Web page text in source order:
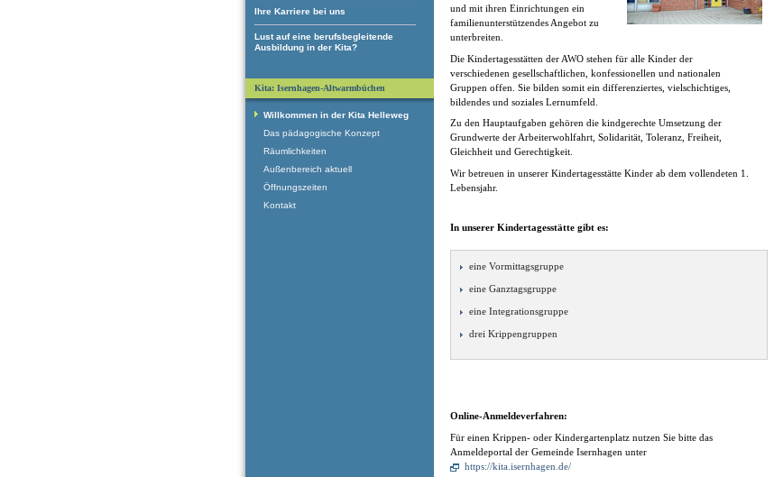
Ihre Karriere bei uns
Lust auf eine berufsbegleitende
Ausbildung in der Kita?
und mit ihren Einrichtungen ein
familienunterstützendes Angebot zu
unterbreiten.
Die Kindertagesstätten der AWO stehen für alle Kinder der
verschiedenen gesellschaftlichen, konfessionellen und nationalen
Gruppen offen. Sie bilden somit ein differenziertes, vielschichtiges,
bildendes und soziales Lernumfeld.
Zu den Hauptaufgaben gehören die kindgerechte Umsetzung der
Grundwerte der Arbeiterwohlfahrt, Solidarität, Toleranz, Freiheit,
Gleichheit und Gerechtigkeit.
Wir betreuen in unserer Kindertagesstätte Kinder ab dem vollendeten 1.
Lebensjahr.
In unserer Kindertagesstätte gibt es:
eine Vormittagsgruppe
eine Ganztagsgruppe
eine Integrationsgruppe
drei Krippengruppen
Online-Anmeldeverfahren:
Für einen Krippen- oder Kindergartenplatz nutzen Sie bitte das
Anmeldeportal der Gemeinde Isernhagen unter
https://kita.isernhagen.de/
Kita: Isernhagen-Altwarmbüchen
Willkommen in der Kita Helleweg
Das pädagogische Konzept
Räumlichkeiten
Außenbereich aktuell
Öffnungszeiten
Kontakt